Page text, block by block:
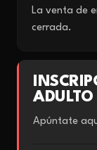
La venta de
cerrada.
Apúntate